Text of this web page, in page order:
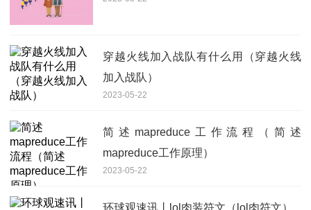
穿越火线加入战队有什么用（穿越火线
加入战队）
2023-05-22
简述mapreduce工作流程（简述
mapreduce工作原理）
2023-05-22
环球观速讯丨lol肉装符文（lol肉符文）